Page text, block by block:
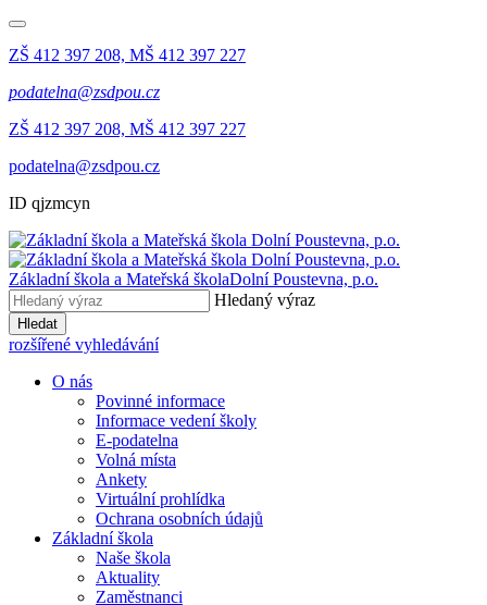
ZŠ 412 397 208, MŠ 412 397 227
podatelna@zsdpou.cz
ZŠ 412 397 208, MŠ 412 397 227
podatelna@zsdpou.cz
ID qjzmcyn
Základní škola a Mateřská školaDolní Poustevna, p.o.
Hledaný výraz
Hledat
rozšířené vyhledávání
O nás
Povinné informace
Informace vedení školy
E-podatelna
Volná místa
Ankety
Virtuální prohlídka
Ochrana osobních údajů
Základní škola
Naše škola
Aktuality
Zaměstnanci